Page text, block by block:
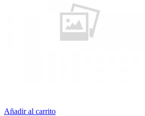
Añadir al carrito